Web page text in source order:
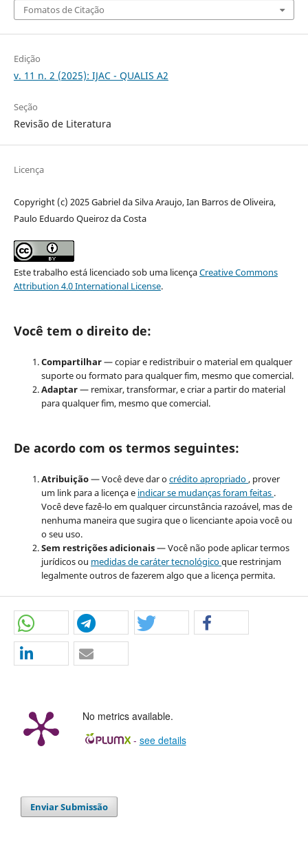
Fomatos de Citação
Edição
v. 11 n. 2 (2025): IJAC - QUALIS A2
Seção
Revisão de Literatura
Licença
Copyright (c) 2025 Gabriel da Silva Araujo, Ian Barros de Oliveira,
Paulo Eduardo Queiroz da Costa
Este trabalho está licenciado sob uma licençaCreative Commons
Attribution 4.0 International License.
Você tem o direito de:
Compartilhar— copiar e redistribuir o material em qualquer
suporte ou formato para qualquer fim, mesmo que comercial.
Adaptar— remixar, transformar, e criar a partir do material
para qualquer fim, mesmo que comercial.
De acordo com os termos seguintes:
Atribuição— Você deve dar ocrédito apropriado, prover
um link para a licença e indicar se mudanças foram feitas .
Você deve fazê-lo em qualquer circunstância razoável, mas de
nenhuma maneira que sugira que o licenciante apoia você ou
o seu uso.
Sem restrições adicionais— Você não pode aplicar termos
jurídicos ou medidas de caráter tecnológicoque restrinjam
legalmente outros de fazerem algo que a licença permita.
No metrics available.
- see details
Enviar Submissão